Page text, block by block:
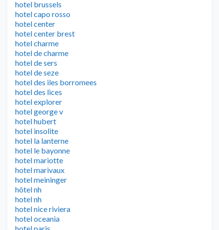
hotel brussels
hotel capo rosso
hotel center
hotel center brest
hotel charme
hotel de charme
hotel de sers
hotel de seze
hotel des iles borromees
hotel des lices
hotel explorer
hotel george v
hotel hubert
hotel insolite
hotel la lanterne
hotel le bayonne
hotel mariotte
hotel marivaux
hotel meininger
hôtel nh
hotel nh
hotel nice riviera
hotel oceania